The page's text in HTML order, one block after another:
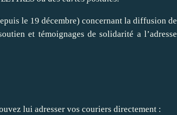
le 19 décembre) concernant la diffusion de
et témoignages de solidarité a l’adresse
lui adresser vos couriers directement :